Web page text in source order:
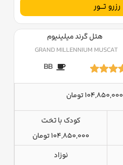
رزرو تــور
هتل گرند میلینیوم
GRAND MILLENNIUM MUSCAT
BB
104,850,000 تومان
کودک با تخت
104,850,000 تومان
نوزاد